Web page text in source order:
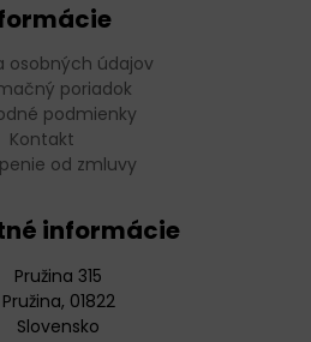
osobných údajov
poriadok
podmienky
Kontakt
od zmluvy
informácie
Pružina 315
Pružina, 01822
Slovensko